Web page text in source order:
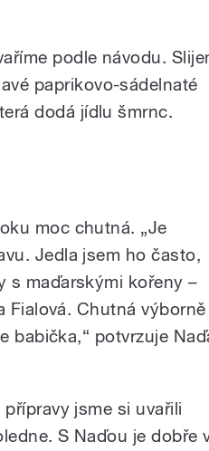
podle návodu.
paprikovo-sádelnaté
dodá jídlu šmrnc.
moc chutná. „Je
Jedla jsem ho často,
s maďarskými kořeny –
Fialová. Chutná výborně
babička,“ potvrzuje
jsme si uvařili
S Naďou je dobře